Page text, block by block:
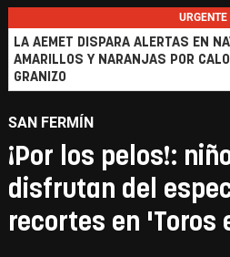
URGENTE
LA AEMET DISPARA ALERTAS EN
AMARILLOS Y NARANJAS POR
GRANIZO
SAN FERMÍN
¡Por los pelos!:
disfrutan del
recortes en 'Toros